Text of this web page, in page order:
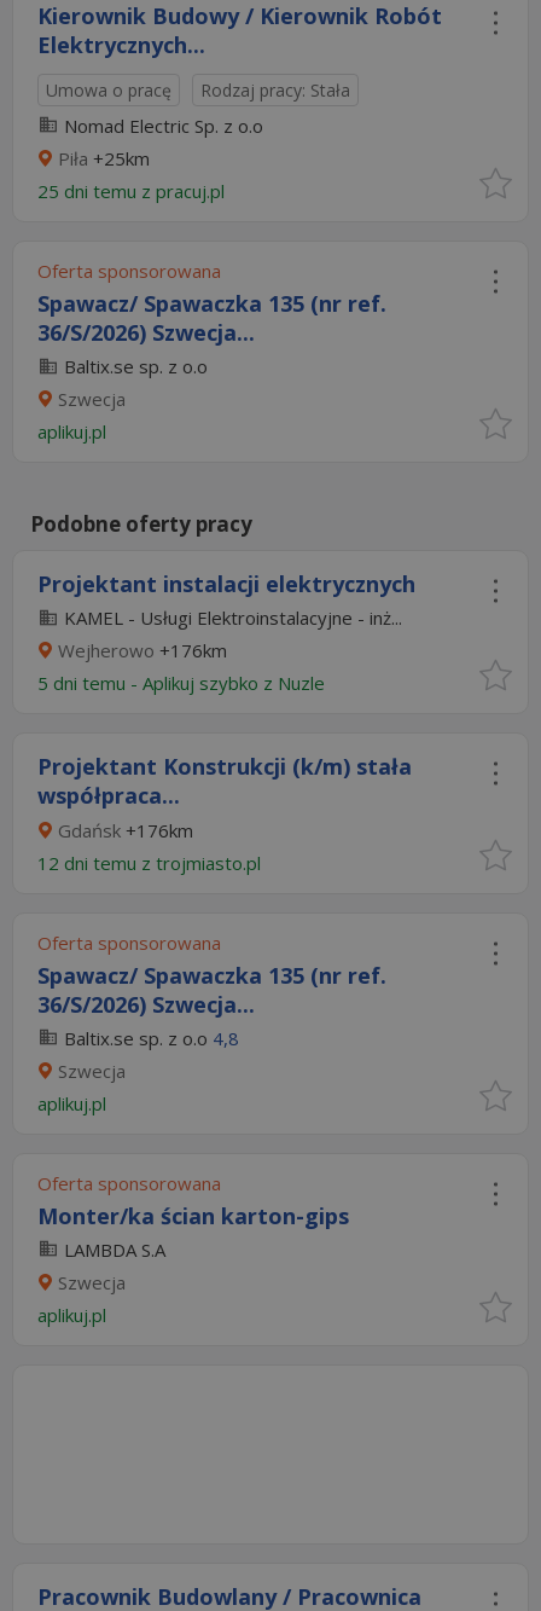
Kierownik Budowy / Kierownik Robót
Elektrycznych...
Umowa o pracę Rodzaj pracy: Stała
Nomad Electric Sp. z o.o
Piła +25km
25 dni temu z pracuj.pl
Oferta sponsorowana
Spawacz/ Spawaczka 135 (nr ref.
36/S/2026) Szwecja...
Baltix.se sp. z o.o
Szwecja
aplikuj.pl
Podobne oferty pracy
Projektant instalacji elektrycznych
KAMEL - Usługi Elektroinstalacyjne - inż...
Wejherowo +176km
5 dni temu - Aplikuj szybko z Nuzle
Projektant Konstrukcji (k/m) stała
współpraca...
Gdańsk +176km
12 dni temu z trojmiasto.pl
Oferta sponsorowana
Spawacz/ Spawaczka 135 (nr ref.
36/S/2026) Szwecja...
Baltix.se sp. z o.o 4,8
Szwecja
aplikuj.pl
Oferta sponsorowana
Monter/ka ścian karton-gips
LAMBDA S.A
Szwecja
aplikuj.pl
Pracownik Budowlany / Pracownica